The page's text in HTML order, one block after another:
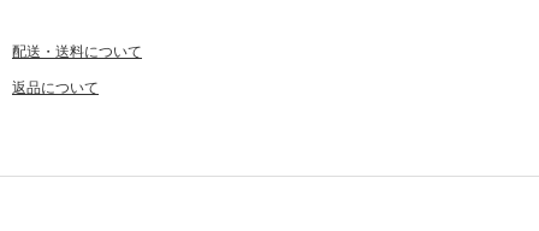
配送・送料について
返品について